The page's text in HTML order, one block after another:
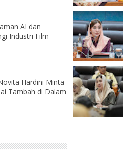
AI dan
Industri Film
Hardini Minta
Tambah di Dalam